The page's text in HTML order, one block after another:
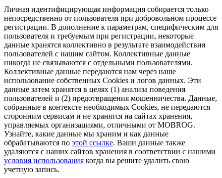
Личная идентифицирующая информация собирается только
непосредственно от пользователя при добровольном процессе
регистрации. В дополнение к параметрам, специфическим для
пользователя и требуемым при регистрации, некоторые
данные хранятся коллективно в результате взаимодействия
пользователей с нашим сайтом. Коллективные данные
никогда не связываются с отдельными пользователями.
Коллективные данные передаются нам через наше
использование собственных Cookies и логов данных. Эти
данные затем хранятся в целях (1) анализа поведения
пользователей и (2) предотвращения мошенничества. Данные,
собранные в контексте необходимых Cookies, не передаются
сторонним сервисам и не хранятся на сайтах хранения,
управляемых организациями, отличными от MOBROG.
Узнайте, какие данные мы храним и как данные
обрабатываются по этой ссылке. Ваши данные также
удаляются с наших сайтов хранения в соответствии с нашими
условия использования когда вы решите удалить свою
учетную запись.